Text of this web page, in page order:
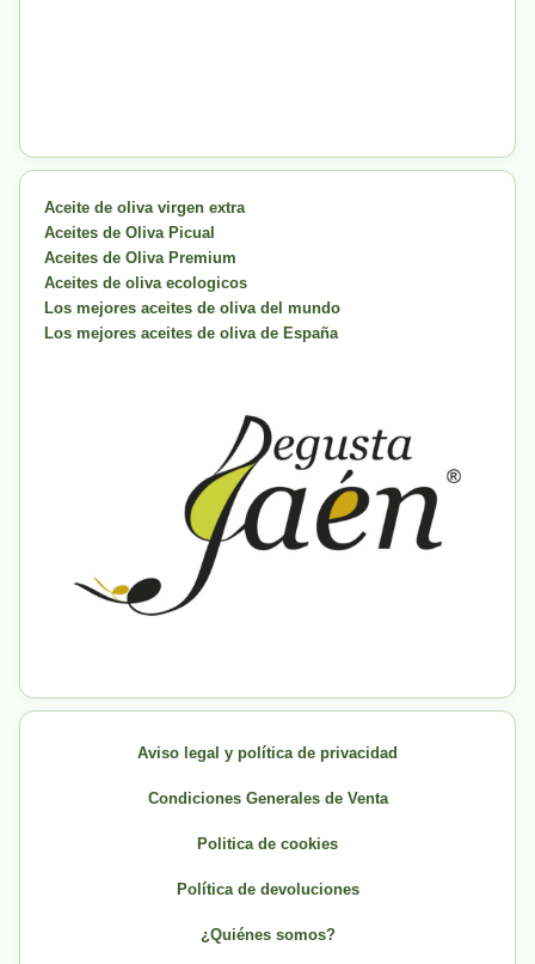
Aceite de oliva virgen extra
Aceites de Oliva Picual
Aceites de Oliva Premium
Aceites de oliva ecologicos
Los mejores aceites de oliva del mundo
Los mejores aceites de oliva de España
Aviso legal y política de privacidad
Condiciones Generales de Venta
Politica de cookies
Política de devoluciones
¿Quiénes somos?